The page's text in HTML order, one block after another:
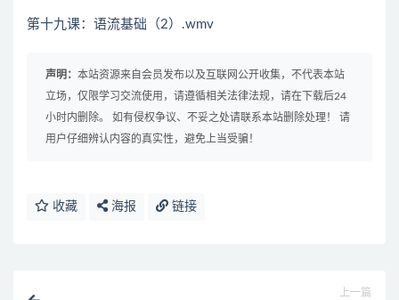
第十九课：语流基础（2）.wmv
声明： 本站资源来自会员发布以及互联网公开收集，不代表本站
立场，仅限学习交流使用，请遵循相关法律法规，请在下载后24
小时内删除。 如有侵权争议、不妥之处请联系本站删除处理！ 请
用户仔细辨认内容的真实性，避免上当受骗！
收藏 海报 链接
上一篇